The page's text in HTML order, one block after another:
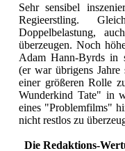
Sehr sensibel
Regieerstling.
Doppelbelastung,
überzeugen. Noch
Adam Hann-Byrds in
(er war übrigens Jahre
einer größeren Rolle
Wunderkind Tate" in
eines "Problemfilms"
nicht restlos zu
Die Redaktions-